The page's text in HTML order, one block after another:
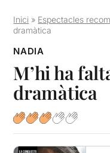
Inici » Espectacles
dramàtica
NADIA
M’hi ha
dramàtica